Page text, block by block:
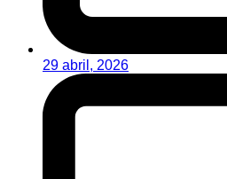
29 abril, 2026